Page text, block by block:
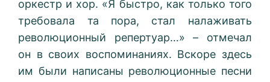
оркестр и хор. «Я быстро, как только того
требовала та пора, стал налаживать
революционный репертуар…» – отмечал
он в своих воспоминаниях. Вскоре здесь
им были написаны революционные песни